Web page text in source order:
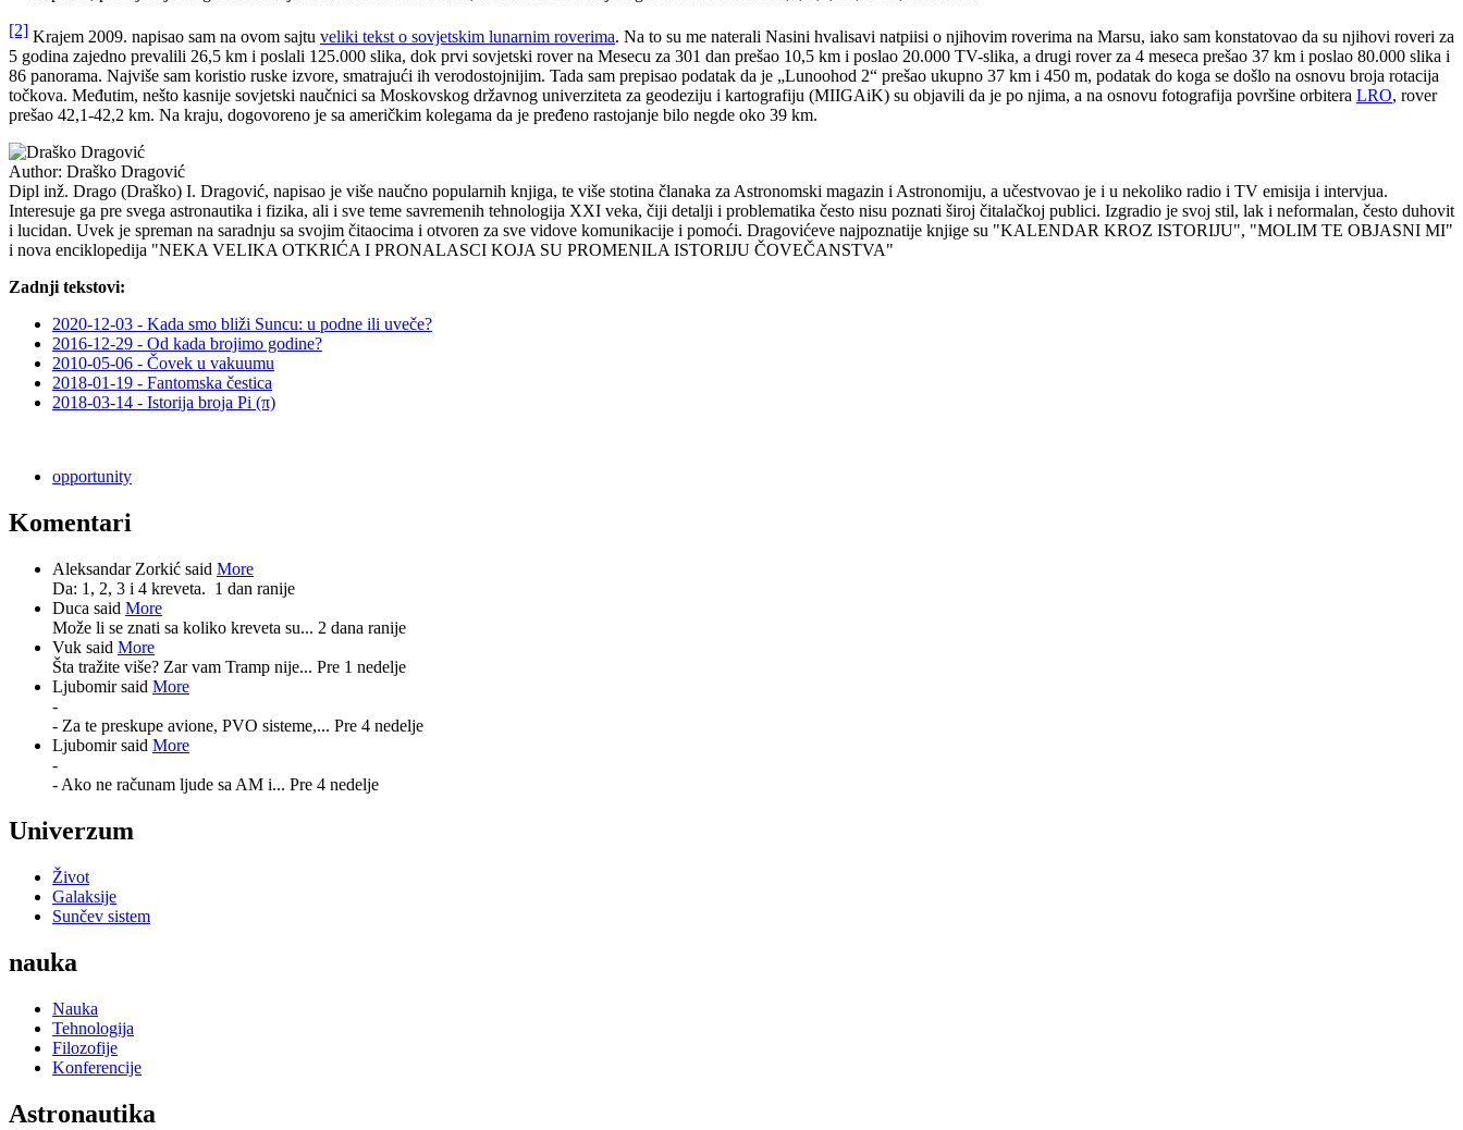
[2] Krajem 2009. napisao sam na ovom sajtu veliki tekst o sovjetskim lunarnim roverima. Na to su me naterali Nasini hvalisavi natpiisi o njihovim roverima na Marsu, iako sam konstatovao da su njihovi roveri za
5 godina zajedno prevalili 26,5 km i poslali 125.000 slika, dok prvi sovjetski rover na Mesecu za 301 dan prešao 10,5 km i poslao 20.000 TV-slika, a drugi rover za 4 meseca prešao 37 km i poslao 80.000 slika i
86 panorama. Najviše sam koristio ruske izvore, smatrajući ih verodostojnijim. Tada sam prepisao podatak da je „Lunoohod 2“ prešao ukupno 37 km i 450 m, podatak do koga se došlo na osnovu broja rotacija
točkova. Međutim, nešto kasnije sovjetski naučnici sa Moskovskog državnog univerziteta za geodeziju i kartografiju (MIIGAiK) su objavili da je po njima, a na osnovu fotografija površine orbitera LRO, rover
prešao 42,1-42,2 km. Na kraju, dogovoreno je sa američkim kolegama da je pređeno rastojanje bilo negde oko 39 km.
Author: Draško Dragović
Dipl inž. Drago (Draško) I. Dragović, napisao je više naučno popularnih knjiga, te više stotina članaka za Astronomski magazin i Astronomiju, a učestvovao je i u nekoliko radio i TV emisija i intervjua.
Interesuje ga pre svega astronautika i fizika, ali i sve teme savremenih tehnologija XXI veka, čiji detalji i problematika često nisu poznati široj čitalačkoj publici. Izgradio je svoj stil, lak i neformalan, često duhovit
i lucidan. Uvek je spreman na saradnju sa svojim čitaocima i otvoren za sve vidove komunikacije i pomoći. Dragovićeve najpoznatije knjige su "KALENDAR KROZ ISTORIJU", "MOLIM TE OBJASNI MI"
i nova enciklopedija "NEKA VELIKA OTKRIĆA I PRONALASCI KOJA SU PROMENILA ISTORIJU ČOVEČANSTVA"
Zadnji tekstovi:
2020-12-03 - Kada smo bliži Suncu: u podne ili uveče?
2016-12-29 - Od kada brojimo godine?
2010-05-06 - Čovek u vakuumu
2018-01-19 - Fantomska čestica
2018-03-14 - Istorija broja Pi (π)
opportunity
Komentari
Aleksandar Zorkić said More
Da: 1, 2, 3 i 4 kreveta. 1 dan ranije
Duca said More
Može li se znati sa koliko kreveta su... 2 dana ranije
Vuk said More
Šta tražite više? Zar vam Tramp nije... Pre 1 nedelje
Ljubomir said More
-
- Za te preskupe avione, PVO sisteme,... Pre 4 nedelje
Ljubomir said More
-
- Ako ne računam ljude sa AM i... Pre 4 nedelje
Univerzum
Život
Galaksije
Sunčev sistem
nauka
Nauka
Tehnologija
Filozofije
Konferencije
Astronautika